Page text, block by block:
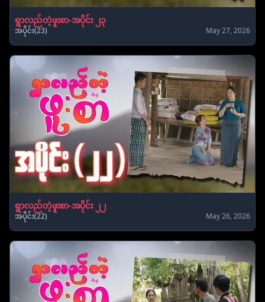
ရွာလည်တဲ့ဖူးစာ-အပိုင်း ၂၃
အပိုင်း(23) May 27, 2026
ရွာလည်တဲ့ဖူးစာ-အပိုင်း ၂၂
အပိုင်း(22) May 26, 2026